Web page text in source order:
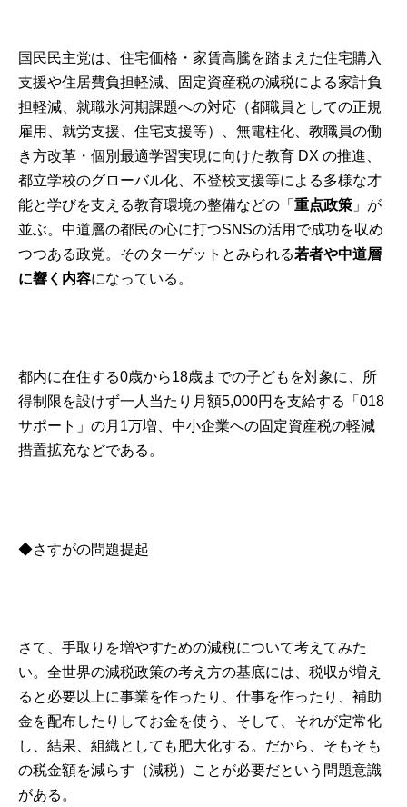
国民民主党は、住宅価格・家賃高騰を踏まえた住宅購入
支援や住居費負担軽減、固定資産税の減税による家計負
担軽減、就職氷河期課題への対応（都職員としての正規
雇用、就労支援、住宅支援等）、無電柱化、教職員の働
き方改革・個別最適学習実現に向けた教育 DX の推進、
都立学校のグローバル化、不登校支援等による多様な才
能と学びを支える教育環境の整備などの「重点政策 」が
並ぶ。中道層の都民の心に打つSNSの活用で成功を収め
つつある政党。そのターゲットとみられる若者や中道層
に響く内容になっている。
都内に在住する0歳から18歳までの子どもを対象に、所
得制限を設けず一人当たり月額5,000円を支給する「018
サポート」の月1万増、中小企業への固定資産税の軽減
措置拡充などである。
◆さすがの問題提起
さて、手取りを増やすための減税について考えてみた
い。全世界の減税政策の考え方の基底には、税収が増え
ると必要以上に事業を作ったり、仕事を作ったり、補助
金を配布したりしてお金を使う、そして、それが定常化
し、結果、組織としても肥大化する。だから、そもそも
の税金額を減らす（減税）ことが必要だという問題意識
がある。